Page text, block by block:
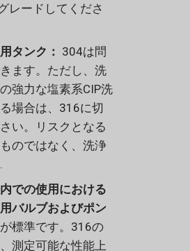
レードしてくださ
タンク： 304は問
ます。ただし、洗
強力な塩素系CIP洗
場合は、316に切
い。リスクとなる
のではなく、洗浄
での使用における
バルブおよびポン
標準です。316の
測定可能な性能上